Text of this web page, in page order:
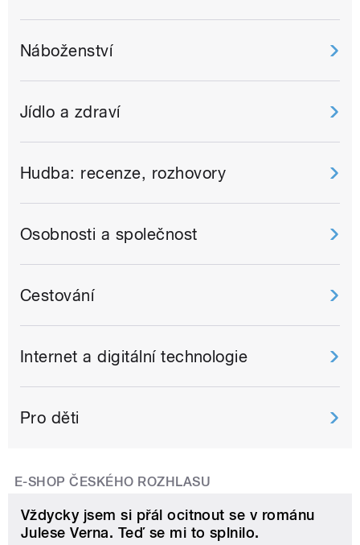
Náboženství
Jídlo a zdraví
Hudba: recenze, rozhovory
Osobnosti a společnost
Cestování
Internet a digitální technologie
Pro děti
E-SHOP ČESKÉHO ROZHLASU
Vždycky jsem si přál ocitnout se v románu
Julese Verna. Teď se mi to splnilo.